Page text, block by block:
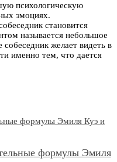
психологическую
эмоциях.
становится
называется небольшое
собеседник желает видеть в
именно тем, что дается
формулы Эмиля